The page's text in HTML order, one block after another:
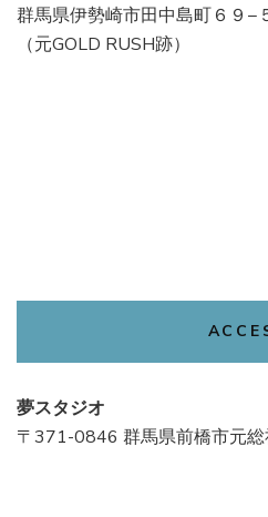
群馬県伊勢崎市田中島町６９−
（元GOLD RUSH跡）
夢スタジオ
〒371-0846 群馬県前橋市元